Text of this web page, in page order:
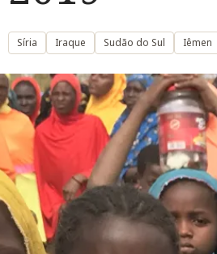
Síria Iraque Sudão do Sul Iêmen